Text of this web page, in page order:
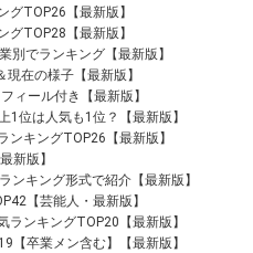
グTOP26【最新版】
グTOP28【最新版】
別でランキング【最新版】
在の様子【最新版】
ィール付き【最新版】
1位は人気も1位？【最新版】
ンキングTOP26【最新版】
新版】
ンキング形式で紹介【最新版】
【芸能人・最新版】
ンキングTOP20【最新版】
【卒業メン含む】【最新版】